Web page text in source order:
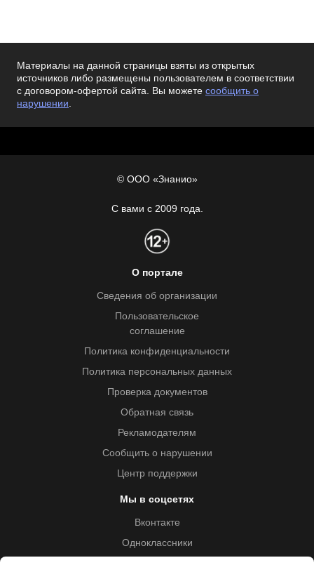
Материалы на данной страницы взяты из открытых
источников либо размещены пользователем в соответствии
с договором-офертой сайта. Вы можете сообщить о
нарушении.
© ООО «Знанио»
С вами с 2009 года.
О портале
Сведения об организации
Пользовательское
соглашение
Политика конфиденциальности
Политика персональных данных
Проверка документов
Обратная связь
Рекламодателям
Сообщить о нарушении
Центр поддержки
Мы в соцсетях
Вконтакте
Одноклассники